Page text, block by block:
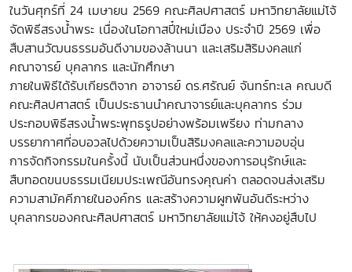
ในวันศุกร์ที่ 24 เมษายน 2569 คณะศิลปศาสตร์ มหาวิทยาลัยแม่โจ้
จัดพิธีสรงน้ำพระ เนื่องในโอกาสปี๋ใหม่เมือง ประจำปี 2569 เพื่อ
สืบสานวัฒนธรรมอันดีงามของล้านนา และเสริมสิริมงคลแก่
คณาจารย์ บุคลากร และนักศึกษา
ภายในพิธีได้รับเกียรติจาก อาจารย์ ดร.ศรัณย์ จันทร์ทะเล คณบดี
คณะศิลปศาสตร์ เป็นประธานนำคณาจารย์และบุคลากร ร่วม
ประกอบพิธีสรงน้ำพระพุทธรูปอย่างพร้อมเพรียง ท่ามกลาง
บรรยากาศที่อบอวลไปด้วยความเป็นสิริมงคลและความอบอุ่น
การจัดกิจกรรมในครั้งนี้ นับเป็นส่วนหนึ่งของการอนุรักษ์และ
สืบทอดขนบธรรมเนียมประเพณีอันทรงคุณค่า ตลอดจนส่งเสริม
ความสามัคคีภายในองค์กร และสร้างความผูกพันอันดีระหว่าง
บุคลากรของคณะศิลปศาสตร์ มหาวิทยาลัยแม่โจ้ ให้คงอยู่สืบไป